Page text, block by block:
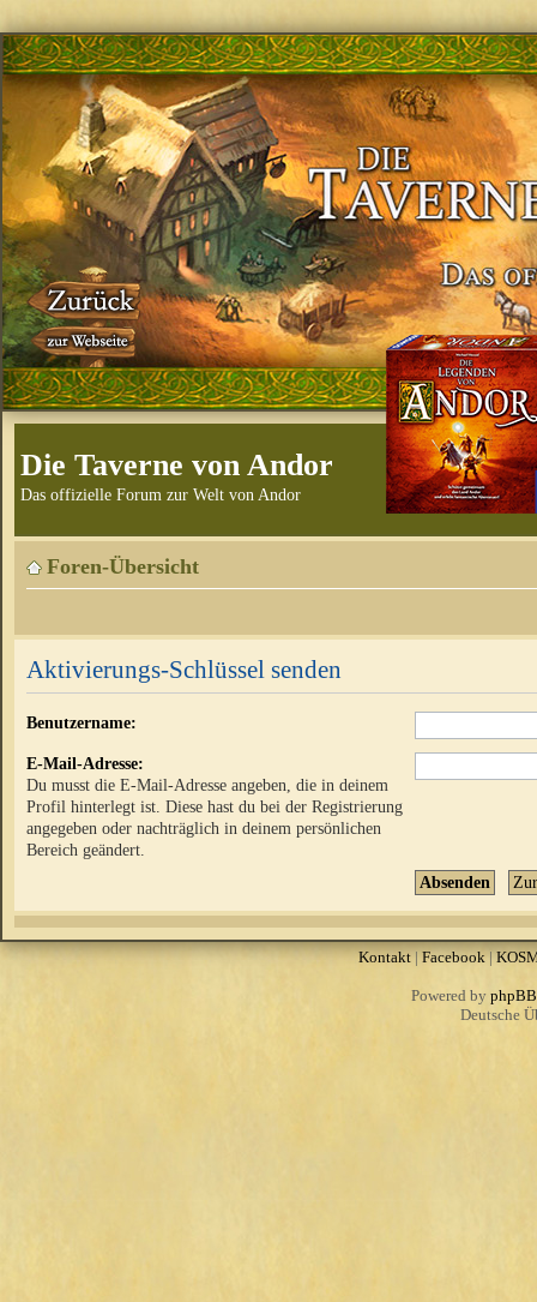
Die Taverne von Andor
Das offizielle Forum zur Welt von Andor
Foren-Übersicht
Aktivierungs-Schlüssel senden
Benutzername:
E-Mail-Adresse:
Du musst die E-Mail-Adresse angeben, die in deinem
Profil hinterlegt ist. Diese hast du bei der Registrierung
angegeben oder nachträglich in deinem persönlichen
Bereich geändert.
Kontakt| Facebook |
Powered by phpBB
Deutsche